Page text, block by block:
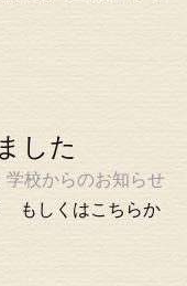
した
学校からのお知らせ
もしくはこちらか